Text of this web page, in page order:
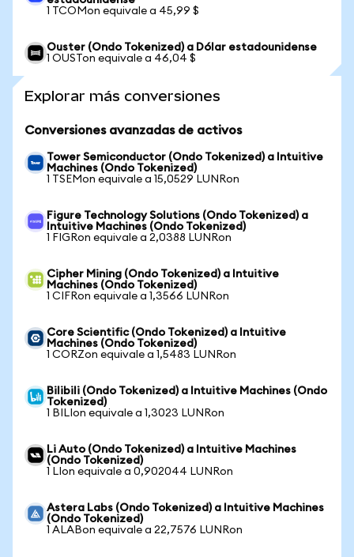
1 TCOMon equivale a 45,99 $
Ouster (Ondo Tokenized) a Dólar estadounidense
1 OUSTon equivale a 46,04 $
Explorar más conversiones
Conversiones avanzadas de activos
Tower Semiconductor (Ondo Tokenized) a Intuitive
Machines (Ondo Tokenized)
1 TSEMon equivale a 15,0529 LUNRon
Figure Technology Solutions (Ondo Tokenized) a
Intuitive Machines (Ondo Tokenized)
1 FIGRon equivale a 2,0388 LUNRon
Cipher Mining (Ondo Tokenized) a Intuitive
Machines (Ondo Tokenized)
1 CIFRon equivale a 1,3566 LUNRon
Core Scientific (Ondo Tokenized) a Intuitive
Machines (Ondo Tokenized)
1 CORZon equivale a 1,5483 LUNRon
Bilibili (Ondo Tokenized) a Intuitive Machines (Ondo
Tokenized)
1 BILIon equivale a 1,3023 LUNRon
Li Auto (Ondo Tokenized) a Intuitive Machines
(Ondo Tokenized)
1 LIon equivale a 0,902044 LUNRon
Astera Labs (Ondo Tokenized) a Intuitive Machines
(Ondo Tokenized)
1 ALABon equivale a 22,7576 LUNRon